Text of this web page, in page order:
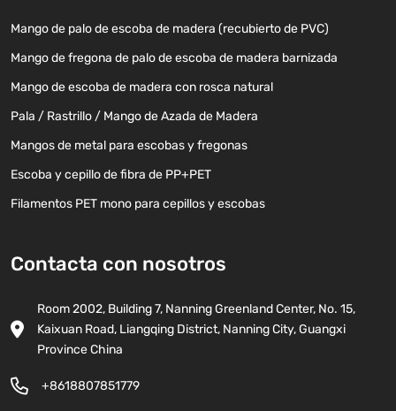
Mango de palo de escoba de madera (recubierto de PVC)
Mango de fregona de palo de escoba de madera barnizada
Mango de escoba de madera con rosca natural
Pala / Rastrillo / Mango de Azada de Madera
Mangos de metal para escobas y fregonas
Escoba y cepillo de fibra de PP+PET
Filamentos PET mono para cepillos y escobas
Contacta con nosotros
Room 2002, Building 7, Nanning Greenland Center, No. 15,
Kaixuan Road, Liangqing District, Nanning City, Guangxi
Province China
+8618807851779